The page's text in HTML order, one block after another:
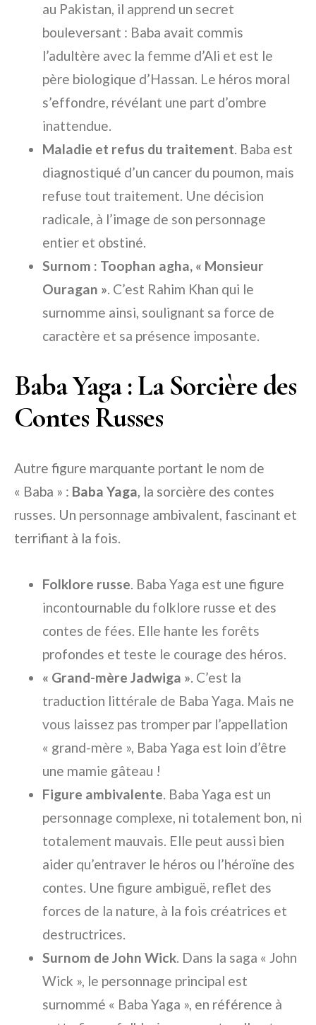
au Pakistan, il apprend un secret
bouleversant : Baba avait commis
l’adultère avec la femme d’Ali et est le
père biologique d’Hassan. Le héros moral
s’effondre, révélant une part d’ombre
inattendue.
Maladie et refus du traitement. Baba est
diagnostiqué d’un cancer du poumon, mais
refuse tout traitement. Une décision
radicale, à l’image de son personnage
entier et obstiné.
Surnom : Toophan agha, « Monsieur
Ouragan ». C’est Rahim Khan qui le
surnomme ainsi, soulignant sa force de
caractère et sa présence imposante.
Baba Yaga : La Sorcière des
Contes Russes
Autre figure marquante portant le nom de
« Baba » : Baba Yaga, la sorcière des contes
russes. Un personnage ambivalent, fascinant et
terrifiant à la fois.
Folklore russe. Baba Yaga est une figure
incontournable du folklore russe et des
contes de fées. Elle hante les forêts
profondes et teste le courage des héros.
« Grand-mère Jadwiga ». C’est la
traduction littérale de Baba Yaga. Mais ne
vous laissez pas tromper par l’appellation
« grand-mère », Baba Yaga est loin d’être
une mamie gâteau !
Figure ambivalente. Baba Yaga est un
personnage complexe, ni totalement bon, ni
totalement mauvais. Elle peut aussi bien
aider qu’entraver le héros ou l’héroïne des
contes. Une figure ambiguë, reflet des
forces de la nature, à la fois créatrices et
destructrices.
Surnom de John Wick. Dans la saga « John
Wick », le personnage principal est
surnommé « Baba Yaga », en référence à